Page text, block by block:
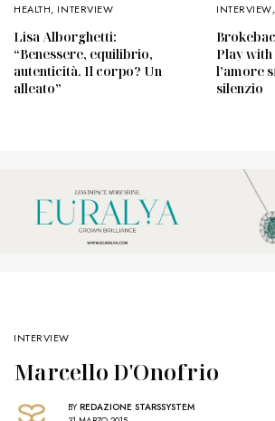
HEALTH, INTERVIEW
Lisa Alborghetti:
“Benessere, equilibrio,
autenticità. Il corpo? Un
alleato”
INTERVIEW
Play with
l’amore
silenzio
INTERVIEW
Marcello D'Onofrio
BY REDAZIONE STARSSYSTEM